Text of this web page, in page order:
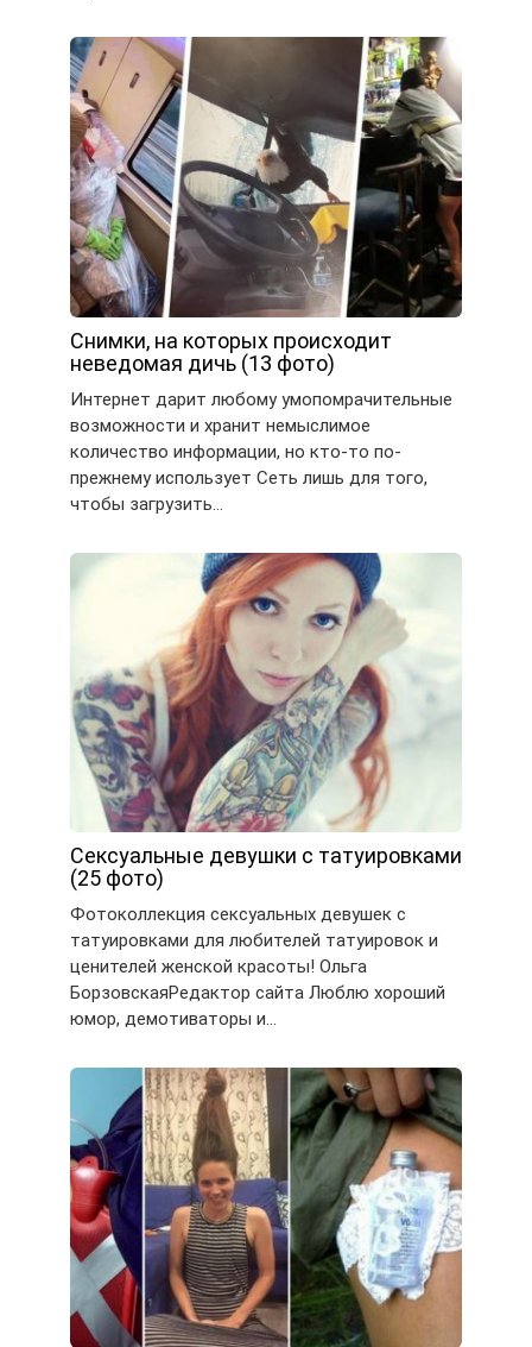
Снимки, на которых происходит
неведомая дичь (13 фото)
Интернет дарит любому умопомрачительные
возможности и хранит немыслимое
количество информации, но кто-то по-
прежнему использует Сеть лишь для того,
чтобы загрузить…
Сексуальные девушки с татуировками
(25 фото)
Фотоколлекция сексуальных девушек с
татуировками для любителей татуировок и
ценителей женской красоты! Ольга
БорзовскаяРедактор сайта Люблю хороший
юмор, демотиваторы и…